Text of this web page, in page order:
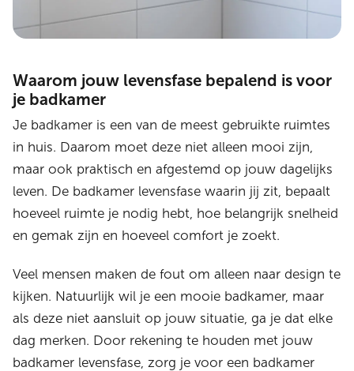
Waarom jouw levensfase bepalend is voor
je badkamer
Je badkamer is een van de meest gebruikte ruimtes
in huis. Daarom moet deze niet alleen mooi zijn,
maar ook praktisch en afgestemd op jouw dagelijks
leven. De badkamer levensfase waarin jij zit, bepaalt
hoeveel ruimte je nodig hebt, hoe belangrijk snelheid
en gemak zijn en hoeveel comfort je zoekt.
Veel mensen maken de fout om alleen naar design te
kijken. Natuurlijk wil je een mooie badkamer, maar
als deze niet aansluit op jouw situatie, ga je dat elke
dag merken. Door rekening te houden met jouw
badkamer levensfase, zorg je voor een badkamer